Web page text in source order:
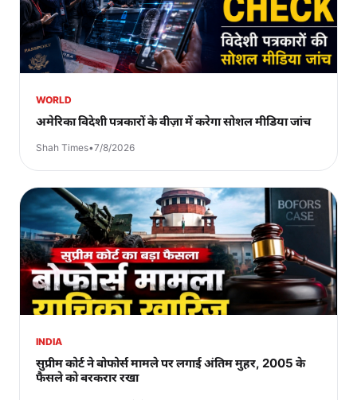
WORLD
अमेरिका विदेशी पत्रकारों के वीज़ा में करेगा सोशल मीडिया जांच
Shah Times•7/8/2026
INDIA
सुप्रीम कोर्ट ने बोफोर्स मामले पर लगाई अंतिम मुहर, 2005 के
फैसले को बरकरार रखा